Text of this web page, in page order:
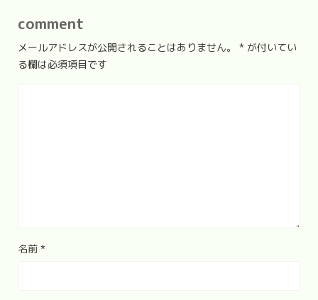
comment
メールアドレスが公開されることはありません。 * が付いてい
る欄は必須項目です
名前 *